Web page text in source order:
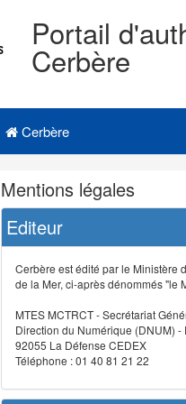
Portail
Cerbère
Cerbère
Navigation
et
outils
annexes
Mentions légales
Editeur
Cerbère est édité par le Ministère
de la Mer, ci-après dénommés "le
MTES MCTRCT - Secrétariat
Direction du Numérique (DNUM)
92055 La Défense CEDEX
Téléphone : 01 40 81 21 22